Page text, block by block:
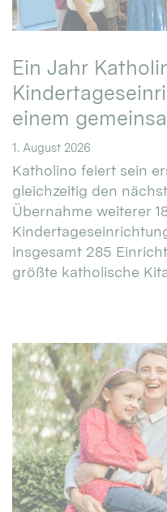
Ein Jahr
einem
1. August 2026
Katholino feiert sein
gleichzeitig den
Übernahme weiterer
insgesamt 285
größte katholische